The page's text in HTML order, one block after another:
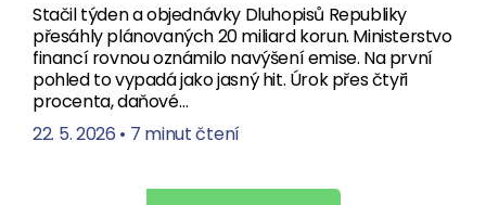
Stačil týden a objednávky Dluhopisů Republiky
přesáhly plánovaných 20 miliard korun. Ministerstvo
financí rovnou oznámilo navýšení emise. Na první
pohled to vypadá jako jasný hit. Úrok přes čtyři
procenta, daňové…
22. 5. 2026 • 7 minut čtení